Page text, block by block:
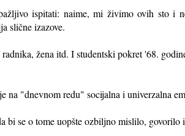
ispitati: naime, mi živimo ovih sto i
slične izazove.
žena itd. I studentski pokret '68.
na "dnevnom redu" socijalna i univerzalna
bi se o tome uopšte ozbiljno mislilo, govorilo